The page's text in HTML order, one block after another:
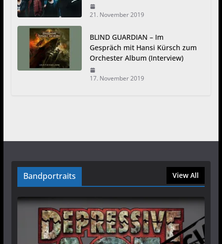
21. November 2019
BLIND GUARDIAN – Im
Gespräch mit Hansi Kürsch zum
Orchester Album (Interview)
17. November 2019
Bandportraits View All